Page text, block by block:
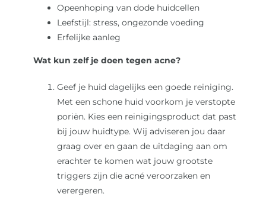
Opeenhoping van dode huidcellen
Leefstijl: stress, ongezonde voeding
Erfelijke aanleg
Wat kun zelf je doen tegen acne?
Geef je huid dagelijks een goede reiniging.
Met een schone huid voorkom je verstopte
poriën. Kies een reinigingsproduct dat past
bij jouw huidtype. Wij adviseren jou daar
graag over en gaan de uitdaging aan om
erachter te komen wat jouw grootste
triggers zijn die acné veroorzaken en
verergeren.